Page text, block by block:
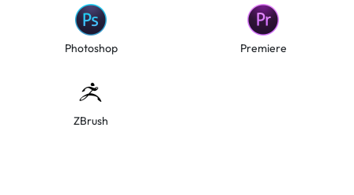
Photoshop Premiere
ZBrush